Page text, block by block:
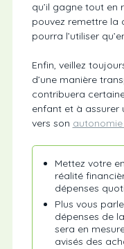
qu’il gagne tout en
pouvez remettre la
pourra l’utiliser
Enfin, veillez
d’une manière
contribuera
enfant et à assurer
vers son
Mettez votre
réalité
dépenses
Plus vous
dépenses de
sera en
avisés des